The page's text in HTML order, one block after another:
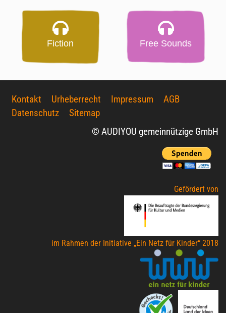
Fiction Free Sounds
Kontakt Urheberrecht Impressum
AGB
Datenschutz
Sitemap
© AUDIYOU gemeinnützige GmbH
Gefördert von
im Rahmen der Initiative „Ein Netz für Kinder“ 2018